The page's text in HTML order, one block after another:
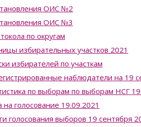
ОИС №2
ОИС №3
по округам
избирательных участков 2021
избирателей по участкам
наблюдатели на 19
по выборам по выборам НСГ
на голосование 19.09.2021
голосования выборов 19 сентября